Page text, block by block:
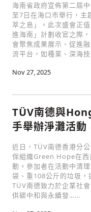
海南省政府宣佈第二屆
至7日在海口市舉行，主
萃之島」。此次盛會正
進海南」計劃收官之際
會聚焦成果展示、促進
流平台，如種業、深海
Nov 27, 2025
TÜV南德與
手舉辦淨灘活動
近日，TÜV南德香港分
保組織Green Hope在西
動。參加者在活動中清
袋、重108公斤的垃圾，
TÜV南德致力於企業社
供碳中和與永續發……